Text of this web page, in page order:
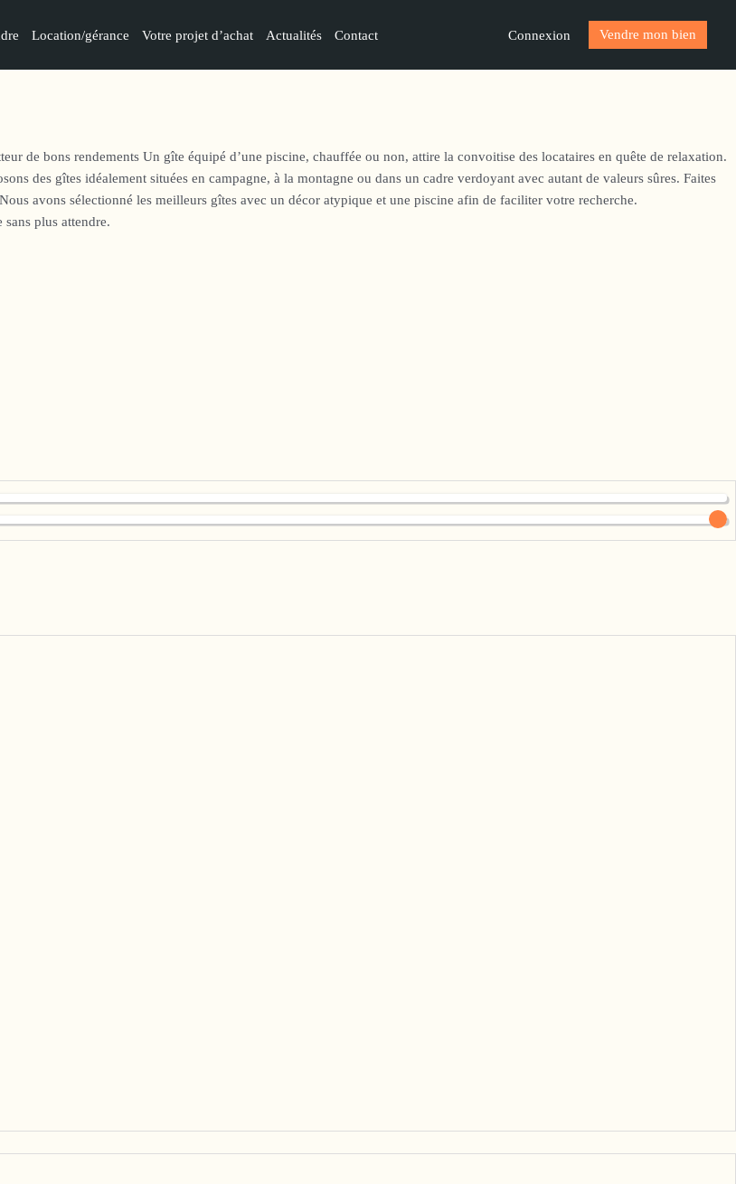
Location/gérance Votre projet d’achat Actualités Contact Connexion Vendre mon bien
de bons rendements Un gîte équipé d’une piscine, chauffée ou non, attire la convoitise des locataires en quête de relaxation.
des gîtes idéalement situées en campagne, à la montagne ou dans un cadre verdoyant avec autant de valeurs sûres. Faites
avons sélectionné les meilleurs gîtes avec un décor atypique et une piscine afin de faciliter votre recherche.
plus attendre.